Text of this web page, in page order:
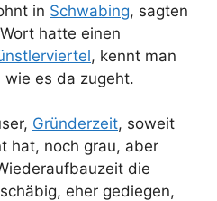
in Schwabing, sagten
hatte einen
, kennt man
es da zugeht.
Gründerzeit, soweit
hat, noch grau, aber
die
eher gediegen,